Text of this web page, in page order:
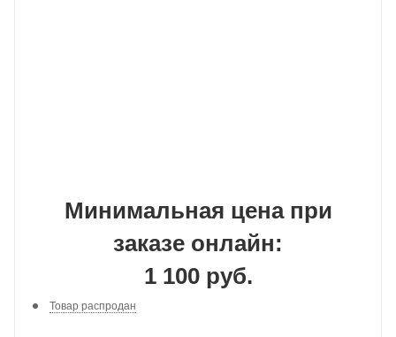
Минимальная цена при
заказе онлайн:
1 100 руб.
Товар распродан